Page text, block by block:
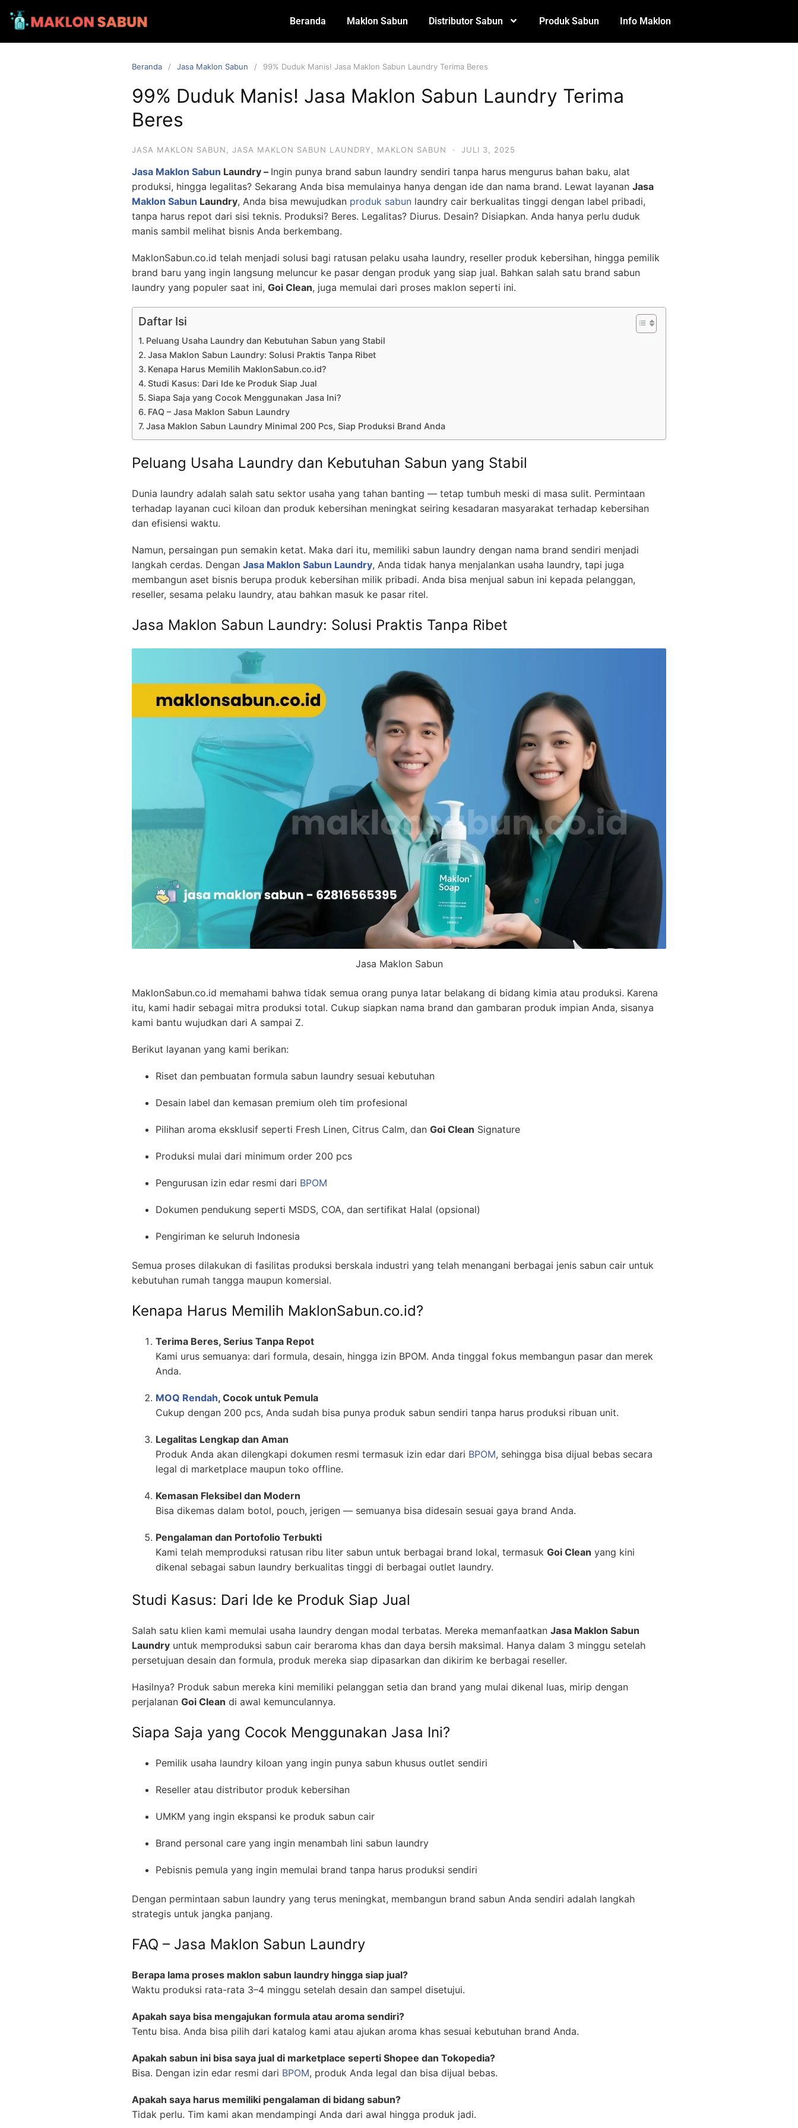
Beranda Maklon Sabun Distributor Sabun Produk Sabun Info Maklon
Beranda Jasa Maklon Sabun 99% Duduk Manis! Jasa Maklon Sabun Laundry Terima Beres
99% Duduk Manis! Jasa Maklon Sabun Laundry Terima
Beres
JASA MAKLON SABUN JASA MAKLON SABUN LAUNDRY MAKLON SABUN · JULI 3, 2025
Jasa Maklon Sabun Laundry – Ingin punya brand sabun laundry sendiri tanpa harus mengurus bahan baku, alat
produksi, hingga legalitas? Sekarang Anda bisa memulainya hanya dengan ide dan nama brand. Lewat layanan Jasa
Maklon Sabun Laundry, Anda bisa mewujudkan produk sabun laundry cair berkualitas tinggi dengan label pribadi,
tanpa harus repot dari sisi teknis. Produksi? Beres. Legalitas? Diurus. Desain? Disiapkan. Anda hanya perlu duduk
manis sambil melihat bisnis Anda berkembang.
MaklonSabun.co.id telah menjadi solusi bagi ratusan pelaku usaha laundry, reseller produk kebersihan, hingga pemilik
brand baru yang ingin langsung meluncur ke pasar dengan produk yang siap jual. Bahkan salah satu brand sabun
laundry yang populer saat ini, Goi Clean, juga memulai dari proses maklon seperti ini.
Daftar Isi
Peluang Usaha Laundry dan Kebutuhan Sabun yang Stabil
Jasa Maklon Sabun Laundry: Solusi Praktis Tanpa Ribet
Kenapa Harus Memilih MaklonSabun.co.id?
Studi Kasus: Dari Ide ke Produk Siap Jual
Siapa Saja yang Cocok Menggunakan Jasa Ini?
FAQ – Jasa Maklon Sabun Laundry
Jasa Maklon Sabun Laundry Minimal 200 Pcs, Siap Produksi Brand Anda
Peluang Usaha Laundry dan Kebutuhan Sabun yang Stabil
Dunia laundry adalah salah satu sektor usaha yang tahan banting — tetap tumbuh meski di masa sulit. Permintaan
terhadap layanan cuci kiloan dan produk kebersihan meningkat seiring kesadaran masyarakat terhadap kebersihan
dan efisiensi waktu.
Namun, persaingan pun semakin ketat. Maka dari itu, memiliki sabun laundry dengan nama brand sendiri menjadi
langkah cerdas. Dengan Jasa Maklon Sabun Laundry, Anda tidak hanya menjalankan usaha laundry, tapi juga
membangun aset bisnis berupa produk kebersihan milik pribadi. Anda bisa menjual sabun ini kepada pelanggan,
reseller, sesama pelaku laundry, atau bahkan masuk ke pasar ritel.
Jasa Maklon Sabun Laundry: Solusi Praktis Tanpa Ribet
Jasa Maklon Sabun
MaklonSabun.co.id memahami bahwa tidak semua orang punya latar belakang di bidang kimia atau produksi. Karena
itu, kami hadir sebagai mitra produksi total. Cukup siapkan nama brand dan gambaran produk impian Anda, sisanya
kami bantu wujudkan dari A sampai Z.
Berikut layanan yang kami berikan:
Riset dan pembuatan formula sabun laundry sesuai kebutuhan
Desain label dan kemasan premium oleh tim profesional
Pilihan aroma eksklusif seperti Fresh Linen, Citrus Calm, dan Goi Clean Signature
Produksi mulai dari minimum order 200 pcs
Pengurusan izin edar resmi dari BPOM
Dokumen pendukung seperti MSDS, COA, dan sertifikat Halal (opsional)
Pengiriman ke seluruh Indonesia
Semua proses dilakukan di fasilitas produksi berskala industri yang telah menangani berbagai jenis sabun cair untuk
kebutuhan rumah tangga maupun komersial.
Kenapa Harus Memilih MaklonSabun.co.id?
Terima Beres, Serius Tanpa Repot
Kami urus semuanya: dari formula, desain, hingga izin BPOM. Anda tinggal fokus membangun pasar dan merek
Anda.
MOQ Rendah, Cocok untuk Pemula
Cukup dengan 200 pcs, Anda sudah bisa punya produk sabun sendiri tanpa harus produksi ribuan unit.
Legalitas Lengkap dan Aman
Produk Anda akan dilengkapi dokumen resmi termasuk izin edar dari BPOM, sehingga bisa dijual bebas secara
legal di marketplace maupun toko offline.
Kemasan Fleksibel dan Modern
Bisa dikemas dalam botol, pouch, jerigen — semuanya bisa didesain sesuai gaya brand Anda.
Pengalaman dan Portofolio Terbukti
Kami telah memproduksi ratusan ribu liter sabun untuk berbagai brand lokal, termasuk Goi Clean yang kini
dikenal sebagai sabun laundry berkualitas tinggi di berbagai outlet laundry.
Studi Kasus: Dari Ide ke Produk Siap Jual
Salah satu klien kami memulai usaha laundry dengan modal terbatas. Mereka memanfaatkan Jasa Maklon Sabun
Laundry untuk memproduksi sabun cair beraroma khas dan daya bersih maksimal. Hanya dalam 3 minggu setelah
persetujuan desain dan formula, produk mereka siap dipasarkan dan dikirim ke berbagai reseller.
Hasilnya? Produk sabun mereka kini memiliki pelanggan setia dan brand yang mulai dikenal luas, mirip dengan
perjalanan Goi Clean di awal kemunculannya.
Siapa Saja yang Cocok Menggunakan Jasa Ini?
Pemilik usaha laundry kiloan yang ingin punya sabun khusus outlet sendiri
Reseller atau distributor produk kebersihan
UMKM yang ingin ekspansi ke produk sabun cair
Brand personal care yang ingin menambah lini sabun laundry
Pebisnis pemula yang ingin memulai brand tanpa harus produksi sendiri
Dengan permintaan sabun laundry yang terus meningkat, membangun brand sabun Anda sendiri adalah langkah
strategis untuk jangka panjang.
FAQ – Jasa Maklon Sabun Laundry
Berapa lama proses maklon sabun laundry hingga siap jual?
Waktu produksi rata-rata 3–4 minggu setelah desain dan sampel disetujui.
Apakah saya bisa mengajukan formula atau aroma sendiri?
Tentu bisa. Anda bisa pilih dari katalog kami atau ajukan aroma khas sesuai kebutuhan brand Anda.
Apakah sabun ini bisa saya jual di marketplace seperti Shopee dan Tokopedia?
Bisa. Dengan izin edar resmi dari BPOM, produk Anda legal dan bisa dijual bebas.
Apakah saya harus memiliki pengalaman di bidang sabun?
Tidak perlu. Tim kami akan mendampingi Anda dari awal hingga produk jadi.